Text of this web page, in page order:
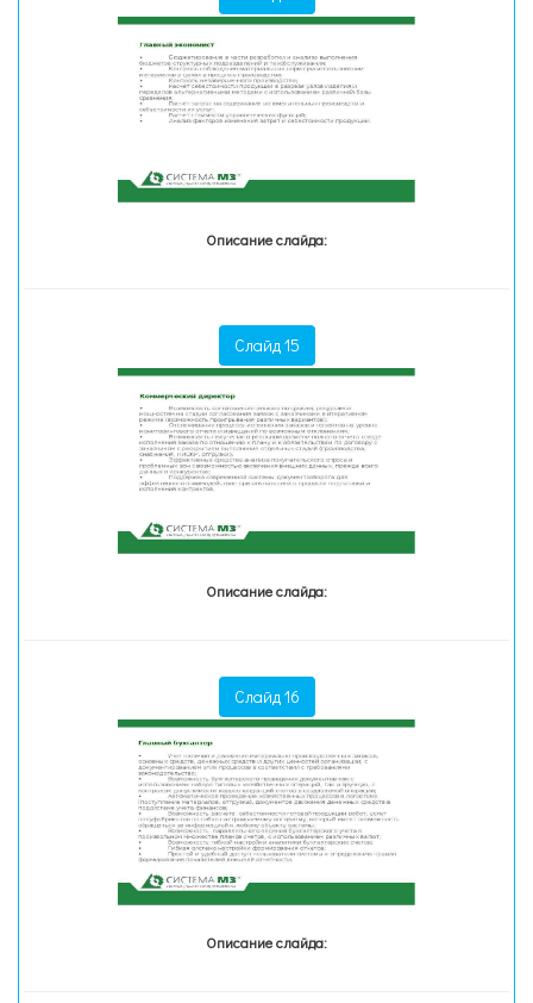
Описание слайда:
Слайд 15
Описание слайда:
Слайд 16
Описание слайда: